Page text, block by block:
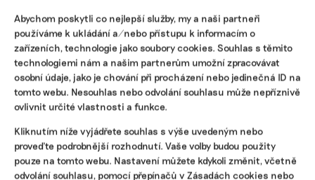
Abychom poskytli co nejlepší služby, my a naši partneři
používáme k ukládání a/nebo přístupu k informacím o
zařízeních, technologie jako soubory cookies. Souhlas s těmito
technologiemi nám a našim partnerům umožní zpracovávat
osobní údaje, jako je chování při procházení nebo jedinečná ID na
tomto webu. Nesouhlas nebo odvolání souhlasu může nepříznivě
ovlivnit určité vlastnosti a funkce.
Kliknutím níže vyjádřete souhlas s výše uvedeným nebo
proveďte podrobnější rozhodnutí. Vaše volby budou použity
pouze na tomto webu. Nastavení můžete kdykoli změnit, včetně
odvolání souhlasu, pomocí přepínačů v Zásadách cookies nebo
Přispějte na vznik obsahu.